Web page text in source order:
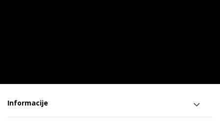
Informacije